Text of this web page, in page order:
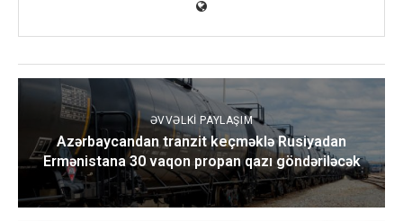
ƏVVƏLKI PAYLAŞIM
Azərbaycandan tranzit keçməklə Rusiyadan
Ermənistana 30 vaqon propan qazı göndəriləcək